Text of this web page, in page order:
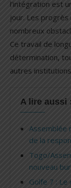
l’intégration est
jour. Les
nombreux
Ce travail de
détermination,
autres
A lire aussi
Assemblée
de la
Togo/
nouveau
Golfe 7 :